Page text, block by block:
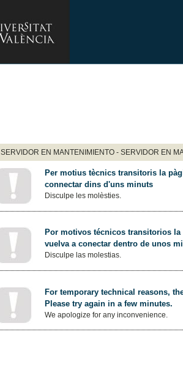
SERVIDOR EN MANTENIMIENTO - SERVIDOR EN
Per motius tècnics transitoris la
connectar dins d'uns minuts
Disculpe les molèsties.
Por motivos técnicos transitorios
vuelva a conectar dentro de unos
Disculpe las molestias.
For temporary technical reasons,
Please try again in a few minutes.
We apologize for any inconvenience.